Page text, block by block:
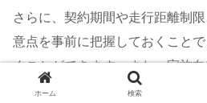
さらに、契約期間や走行距離制
意点を事前に把握しておくこと
ぐことができます。また、家族
応じた車種選びも、快適なカー
ホーム 検索